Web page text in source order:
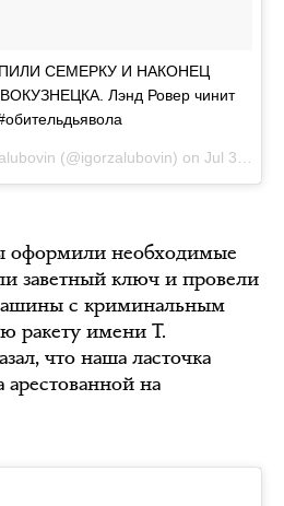
СЕМЕРКУ И НАКОНЕЦ
Лэнд Ровер чинит
(@igorzalubovin) on Jul 30, 2016 at 3:09am PDT
оформили необходимые
заветный ключ и провели
с криминальным
ракету имени Т.
что наша ласточка
арестованной на